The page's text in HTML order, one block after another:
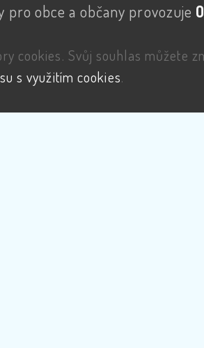
pro obce a občany provozuje
cookies. Svůj souhlas můžete
s využitím cookies.